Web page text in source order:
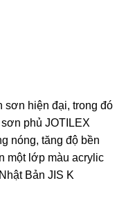
sơn hiện đại, trong đó
phủ JOTILEX
nóng, tăng độ bền
một lớp màu acrylic
Bản JIS K